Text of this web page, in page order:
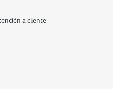
a cliente